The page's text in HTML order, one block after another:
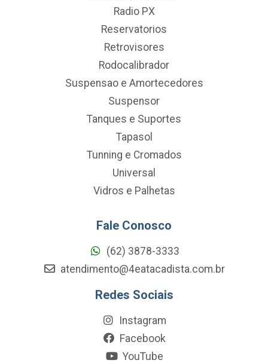
Radio PX
Reservatorios
Retrovisores
Rodocalibrador
Suspensao e Amortecedores
Suspensor
Tanques e Suportes
Tapasol
Tunning e Cromados
Universal
Vidros e Palhetas
Fale Conosco
(62) 3878-3333
atendimento@4eatacadista.com.br
Redes Sociais
Instagram
Facebook
YouTube